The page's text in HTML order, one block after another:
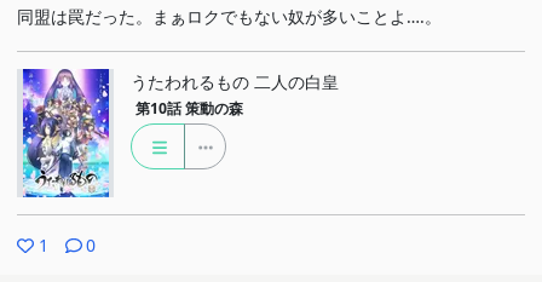
同盟は罠だった。まぁロクでもない奴が多いことよ….。
うたわれるもの 二人の白皇
第10話 策動の森
1 0